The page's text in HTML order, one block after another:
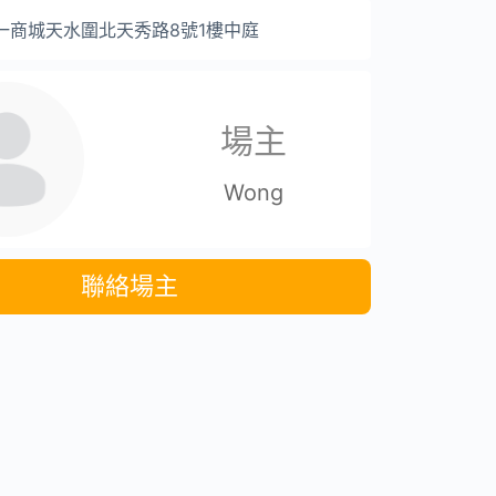
商城天水圍北天秀路8號1樓中庭
場主
Wong
聯絡場主